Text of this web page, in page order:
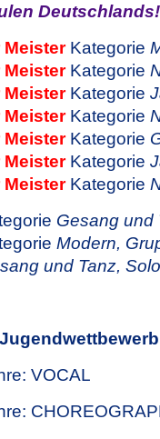
Deutschlands!
Kategorie
Kategorie
Kategorie
Kategorie
Meister Kategorie
Kategorie
Kategorie
Gesang und
Modern,
und Tanz,
VOCAL